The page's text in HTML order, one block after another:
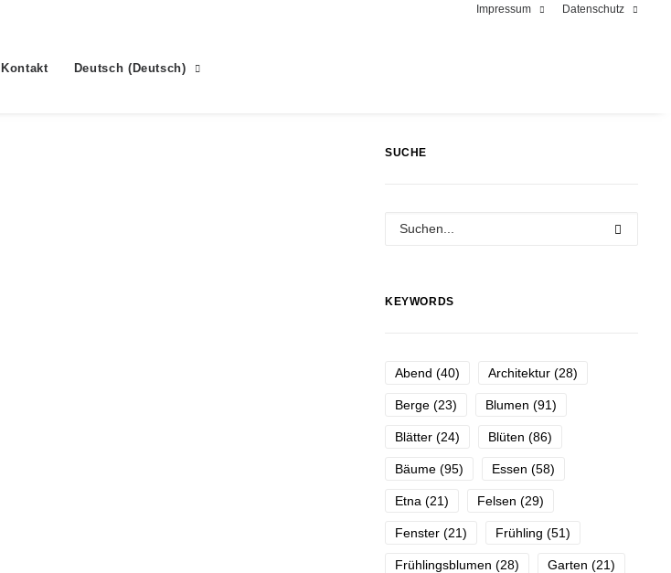
Impressum Datenschutz
Kontakt Deutsch (Deutsch)
SUCHE
KEYWORDS
Abend (40) Architektur (28)
Berge (23) Blumen (91)
Blätter (24) Blüten (86)
Bäume (95) Essen (58)
Etna (21) Felsen (29)
Fenster (21) Frühling (51)
Frühlingsblumen (28) Garten (21)